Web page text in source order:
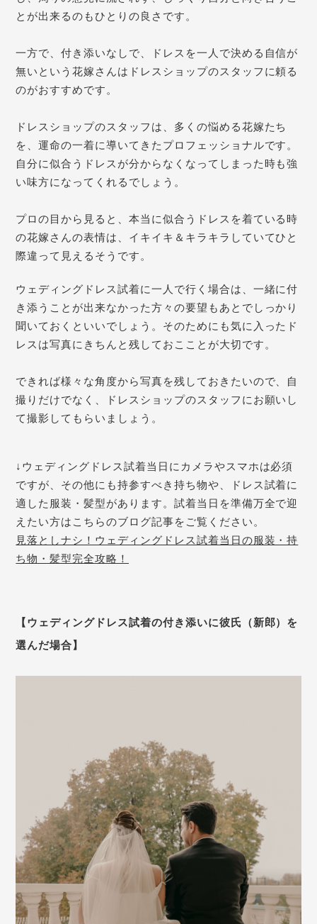
とが出来るのもひとりの良さです。
一方で、付き添いなしで、ドレスを一人で決める自信が
無いという花嫁さんはドレスショップのスタッフに頼る
のがおすすめです。
ドレスショップのスタッフは、 多くの悩める花嫁たち
を、運命の一着に導いてきたプロフェッショナルです。
自分に似合うドレスが分からなくなってしまった時も強
い味方になってくれるでしょう。
プロの目から見ると、本当に似合うドレスを着ている時
の花嫁さんの表情は、イキイキ＆キラキラしていてひと
際違って見えるそうです。
ウェディングドレス試着に一人で行く場合は、一緒に付
き添うことが出来なかった方々の要望もあとでしっかり
聞いておくといいでしょう。そのためにも気に入ったド
レスは写真にきちんと残しておこことが大切です。
できれば様々な角度から写真を残しておきたいので、自
撮りだけでなく、ドレスショップのスタッフにお願いし
て撮影してもらいましょう。
↓ウェディングドレス試着当日にカメラやスマホは必須
ですが、その他にも持参すべき持ち物や、ドレス試着に
適した服装・髪型があります。試着当日を準備万全で迎
えたい方はこちらのブログ記事をご覧ください。
見落としナシ！ウェディングドレス試着当日の服装・持
ち物・髪型完全攻略！
【ウェディングドレス試着の付き添いに彼氏（新郎）を
選んだ場合】